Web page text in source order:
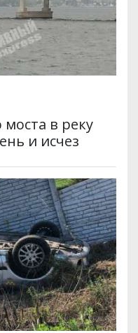
в реку
и исчез